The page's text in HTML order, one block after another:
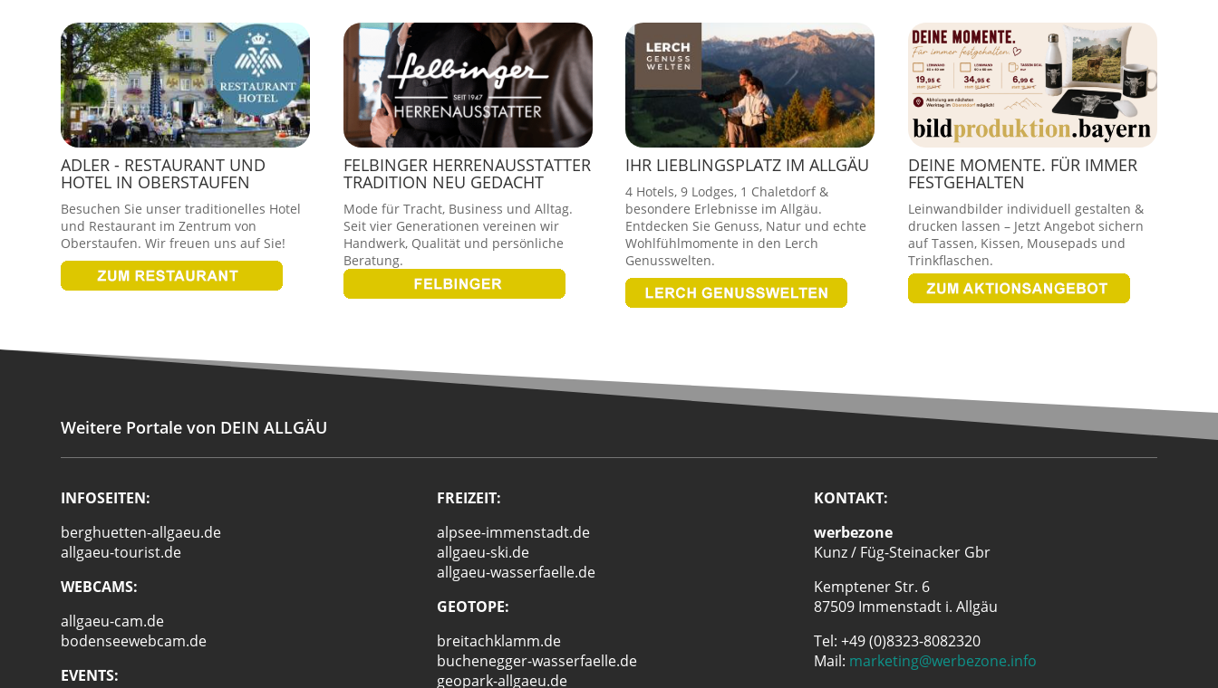
ADLER - RESTAURANT UND
HOTEL IN OBERSTAUFEN
Besuchen Sie unser traditionelles Hotel
und Restaurant im Zentrum von
Oberstaufen. Wir freuen uns auf Sie!
FELBINGER HERRENAUSSTATTER
TRADITION NEU GEDACHT
Mode für Tracht, Business und Alltag.
Seit vier Generationen vereinen wir
Handwerk, Qualität und persönliche
Beratung.
IHR LIEBLINGSPLATZ IM ALLGÄU
4 Hotels, 9 Lodges, 1 Chaletdorf &
besondere Erlebnisse im Allgäu.
Entdecken Sie Genuss, Natur und echte
Wohlfühlmomente in den Lerch
Genusswelten.
DEINE MOMENTE. FÜR IMMER
FESTGEHALTEN
Leinwandbilder individuell gestalten &
drucken lassen – Jetzt Angebot sichern
auf Tassen, Kissen, Mousepads und
Trinkflaschen.
Weitere Portale von DEIN ALLGÄU
INFOSEITEN:
berghuetten-allgaeu.de
allgaeu-tourist.de
WEBCAMS:
allgaeu-cam.de
bodenseewebcam.de
EVENTS:
FREIZEIT:
alpsee-immenstadt.de
allgaeu-ski.de
allgaeu-wasserfaelle.de
GEOTOPE:
breitachklamm.de
buchenegger-wasserfaelle.de
geopark-allgaeu.de
KONTAKT:
werbezone
Kunz / Füg-Steinacker Gbr
Kemptener Str. 6
87509 Immenstadt i. Allgäu
Tel: +49 (0)8323-8082320
Mail: marketing@werbezone.info